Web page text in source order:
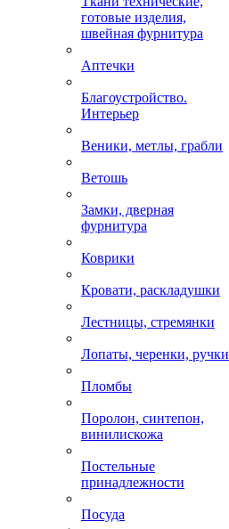
готовые изделия,
швейная фурнитура
Аптечки
Благоустройство.
Интерьер
Веники, метлы, грабли
Ветошь
Замки, дверная
фурнитура
Коврики
Кровати, раскладушки
Лестницы, стремянки
Лопаты, черенки, ручки
Пломбы
Поролон, синтепон,
винилискожа
Постельные
принадлежности
Посуда